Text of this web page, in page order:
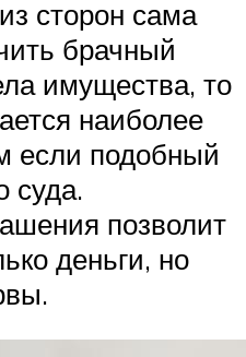
сторон сама
брачный
имущества, то
наиболее
если подобный
суда.
позволит
деньги, но